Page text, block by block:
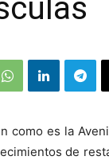
como es la
de